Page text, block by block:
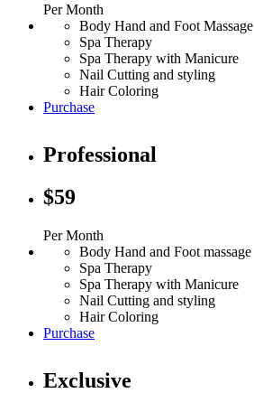
Per Month
Body Hand and Foot Massage
Spa Therapy
Spa Therapy with Manicure
Nail Cutting and styling
Hair Coloring
Purchase
Professional
$59
Per Month
Body Hand and Foot massage
Spa Therapy
Spa Therapy with Manicure
Nail Cutting and styling
Hair Coloring
Purchase
Exclusive